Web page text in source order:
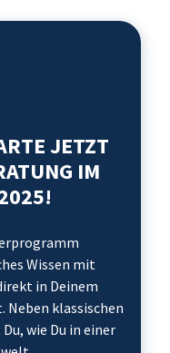
JETZT
IM
Wissen mit
in Deinem
klassischen
wie Du in einer